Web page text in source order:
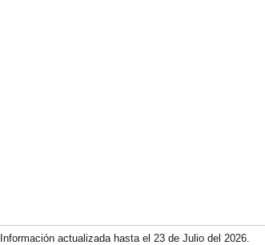
Información actualizada hasta el 23 de Julio del 2026.